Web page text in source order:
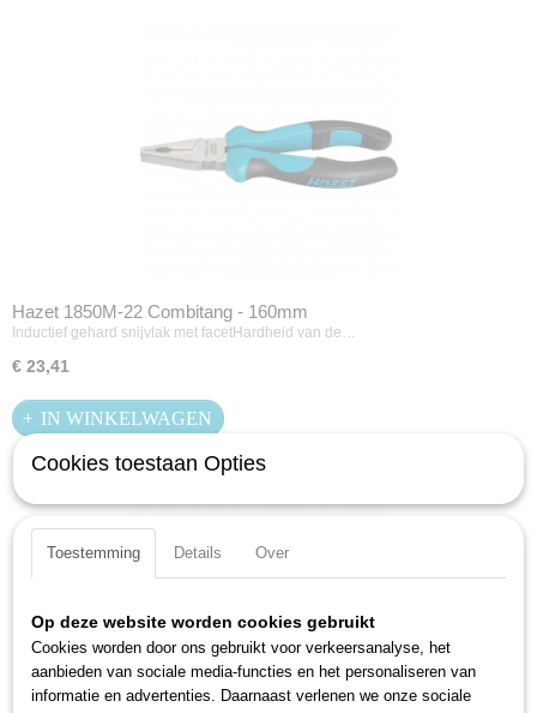
Hazet 1850M-22 Combitang - 160mm
Inductief gehard snijvlak met facetHardheid van de…
€ 23,41
IN WINKELWAGEN
Cookies toestaan Opties
Toestemming Details Over
Op deze website worden cookies gebruikt
Cookies worden door ons gebruikt voor verkeersanalyse, het
aanbieden van sociale media-functies en het personaliseren van
informatie en advertenties. Daarnaast verlenen we onze sociale